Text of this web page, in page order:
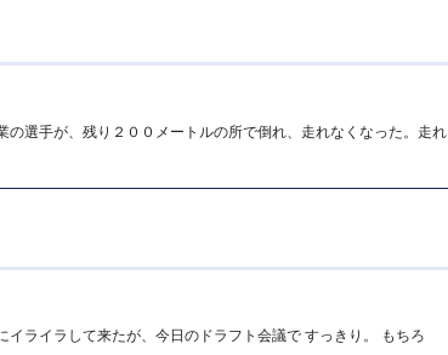
選手が、残り２００メートルの所で倒れ、走れなくなった。走れ
ライラして来たが、今日のドラフト会議で すっきり。 もちろ